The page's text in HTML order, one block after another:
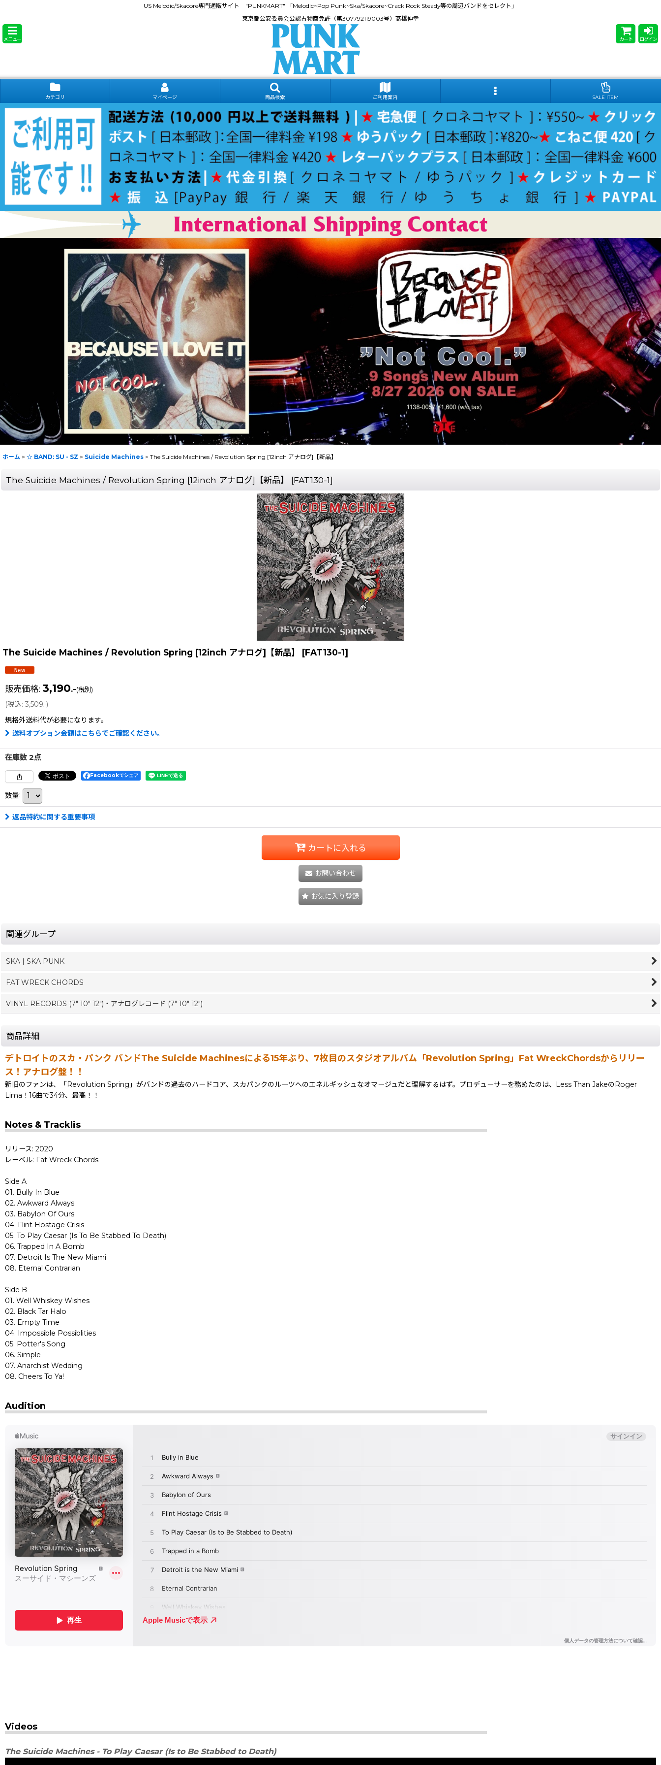
US Melodic/Skacore専門通販サイト "PUNKMART" 「Melodic~Pop Punk~Ska/Skacore~Crack Rock Steady等の周辺バンドをセレクト」
東京都公安委員会公認古物商免許（第307792119003号）髙橋伸幸
メニュー カート ログイン
カテゴリ マイページ 商品検索 ご利用案内 SALE ITEM
ホーム > ☆ BAND: SU - SZ > Suicide Machines > The Suicide Machines / Revolution Spring [12inch アナログ]【新品】
The Suicide Machines / Revolution Spring [12inch アナログ]【新品】 [FAT130-1]
The Suicide Machines / Revolution Spring [12inch アナログ]【新品】 [FAT130-1]
販売価格: 3,190.-(税別)
(税込: 3,509.-)
規格外送料代が必要になります。
送料オプション金額はこちらでご確認ください。
在庫数 2点
Facebookでシェア
数量:
返品特約に関する重要事項
カートに入れる
お問い合わせ
お気に入り登録
関連グループ
SKA | SKA PUNK
FAT WRECK CHORDS
VINYL RECORDS (7" 10" 12")・アナログレコード (7" 10" 12")
商品詳細
デトロイトのスカ・パンク バンドThe Suicide Machinesによる15年ぶり、7枚目のスタジオアルバム「Revolution Spring」Fat WreckChordsからリリー
ス！アナログ盤！！
新旧のファンは、「Revolution Spring」がバンドの過去のハードコア、スカパンクのルーツへのエネルギッシュなオマージュだと理解するはず。プロデューサーを務めたのは、Less Than JakeのRoger
Lima！16曲で34分、最高！！
Notes & Tracklis
リリース: 2020
レーベル: Fat Wreck Chords
Side A
01. Bully In Blue
02. Awkward Always
03. Babylon Of Ours
04. Flint Hostage Crisis
05. To Play Caesar (Is To Be Stabbed To Death)
06. Trapped In A Bomb
07. Detroit Is The New Miami
08. Eternal Contrarian
Side B
01. Well Whiskey Wishes
02. Black Tar Halo
03. Empty Time
04. Impossible Possiblities
05. Potter's Song
06. Simple
07. Anarchist Wedding
08. Cheers To Ya!
Audition
Videos
The Suicide Machines - To Play Caesar (Is to Be Stabbed to Death)